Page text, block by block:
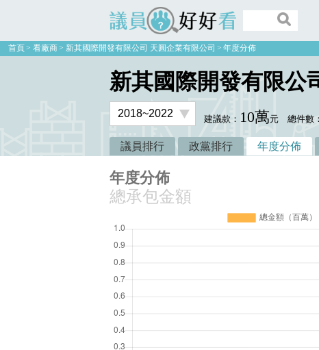
議員好好看
首頁 看廠商 新其國際開發有限公司 天圓企業有限公司 年度分佈
新其國際開發有限公
建議款： 10萬元 總件數：
議員排行 政黨排行 年度分佈
年度分佈
總承包金額